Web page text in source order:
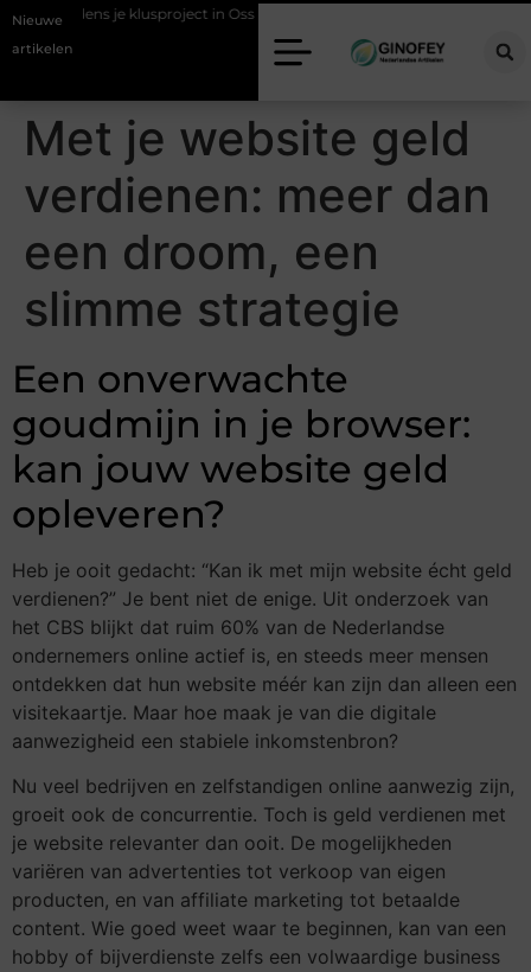
Nieuwe
artikelen
tijdens je klusproject in Oss
Met je website geld
verdienen: meer dan
een droom, een
slimme strategie
Een onverwachte
goudmijn in je browser:
kan jouw website geld
opleveren?
Heb je ooit gedacht: “Kan ik met mijn website écht geld
verdienen?” Je bent niet de enige. Uit onderzoek van
het CBS blijkt dat ruim 60% van de Nederlandse
ondernemers online actief is, en steeds meer mensen
ontdekken dat hun website méér kan zijn dan alleen een
visitekaartje. Maar hoe maak je van die digitale
aanwezigheid een stabiele inkomstenbron?
Nu veel bedrijven en zelfstandigen online aanwezig zijn,
groeit ook de concurrentie. Toch is geld verdienen met
je website relevanter dan ooit. De mogelijkheden
variëren van advertenties tot verkoop van eigen
producten, en van affiliate marketing tot betaalde
content. Wie goed weet waar te beginnen, kan van een
hobby of bijverdienste zelfs een volwaardige business